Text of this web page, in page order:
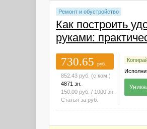
Ремонт и обустройство
Как построить
руками:
730.65
руб.
852.43 руб. (с ком.)
4871 зн.
150.00 руб. / 1000 зн.
Статья за руб.